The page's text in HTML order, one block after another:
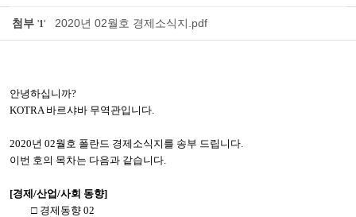
첨부 '1' 2020년 02월호 경제소식지.pdf
안녕하십니까?
KOTRA바르샤바 무역관입니다.
2020년 02월호 폴란드 경제소식지를 송부 드립니다.
이번 호의 목차는 다음과 같습니다.
[경제 /산업 /사회 동향]
□ 경제동향02